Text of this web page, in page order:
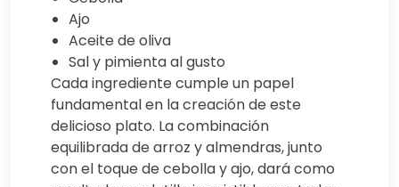
Ajo
Aceite de oliva
Sal y pimienta al gusto
Cada ingrediente cumple un papel
fundamental en la creación de este
delicioso plato. La combinación
equilibrada de arroz y almendras, junto
con el toque de cebolla y ajo, dará como